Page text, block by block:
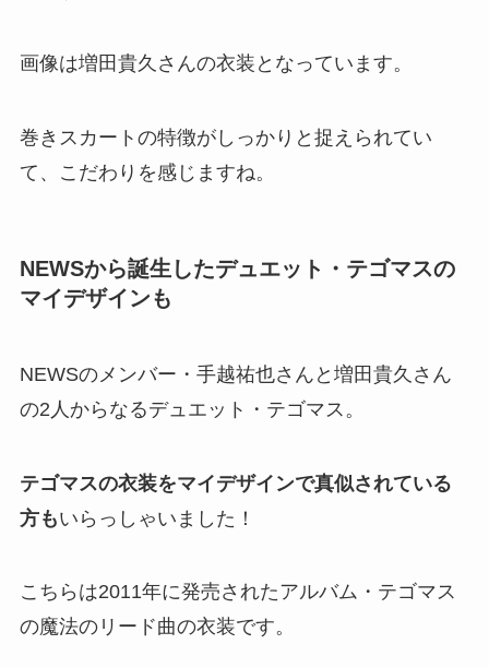
画像は増田貴久さんの衣装となっています。
巻きスカートの特徴がしっかりと捉えられてい
て、こだわりを感じますね。
NEWSから誕生したデュエット・テゴマスの
マイデザインも
NEWSのメンバー・手越祐也さんと増田貴久さん
の2人からなるデュエット・テゴマス。
テゴマスの衣装をマイデザインで真似されている
方もいらっしゃいました！
こちらは2011年に発売されたアルバム・テゴマス
の魔法のリード曲の衣装です。